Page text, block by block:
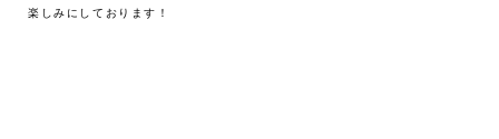
楽しみにしております！